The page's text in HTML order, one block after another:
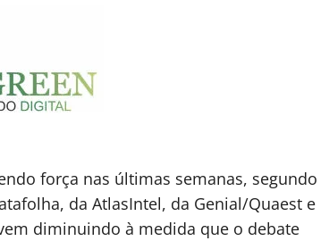
força nas últimas semanas, segundo
da AtlasIntel, da Genial/Quaest e
diminuindo à medida que o debate